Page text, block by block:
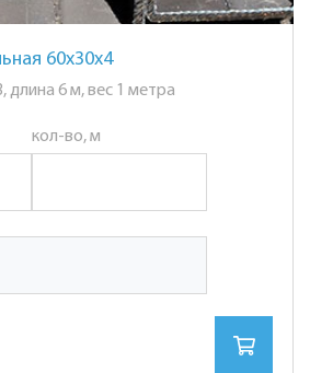
60х30х4
длина 6 м, вес 1 метра
кол-во, м